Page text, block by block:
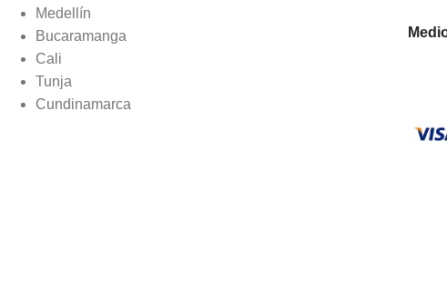
Medellín
Bucaramanga
Cali
Tunja
Cundinamarca